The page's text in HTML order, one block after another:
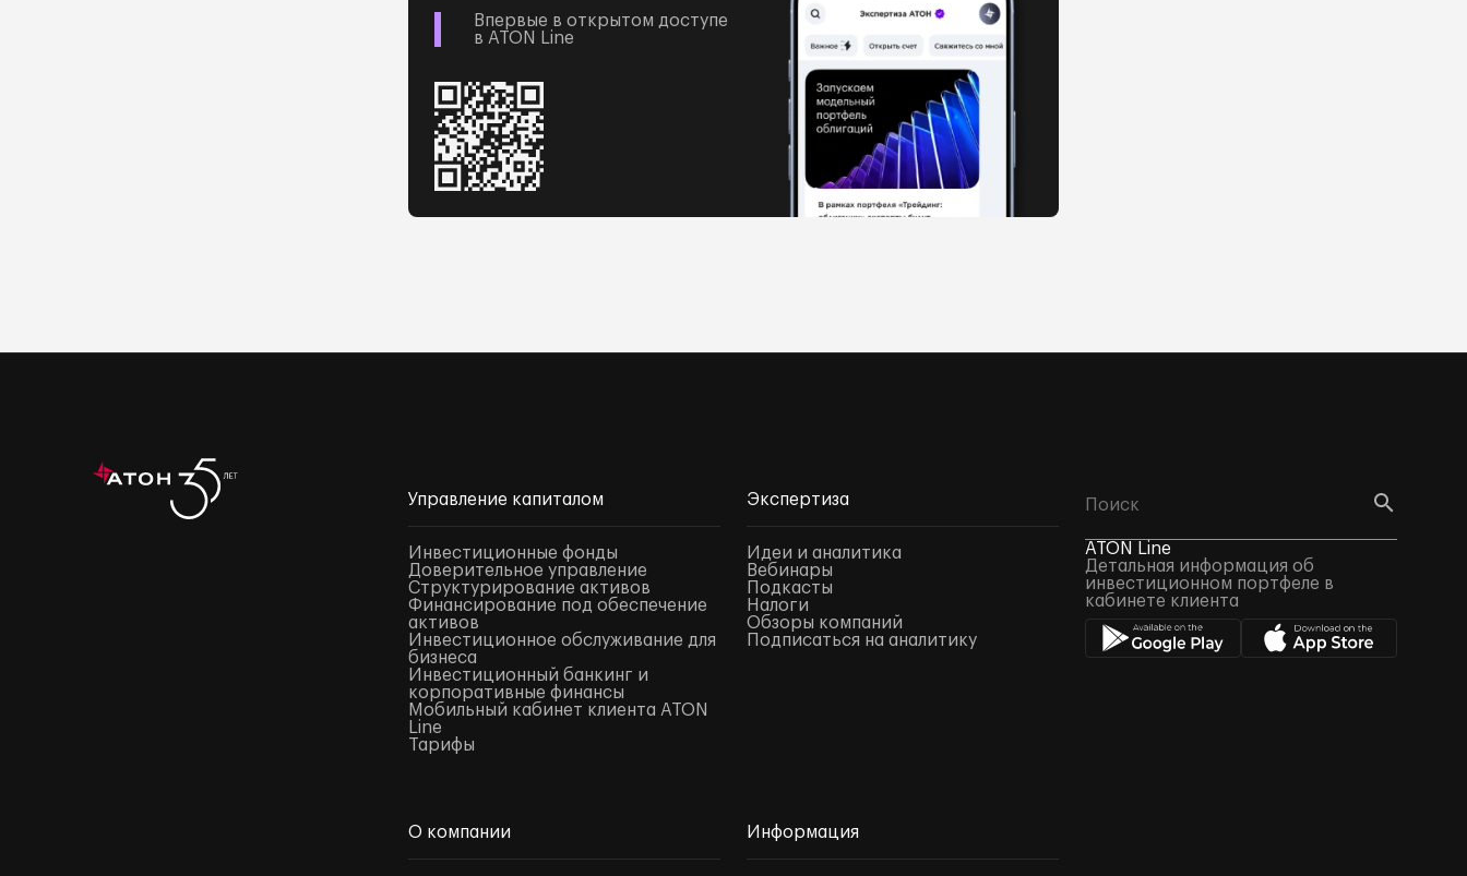
Впервые в открытом доступе
в ATON Line
Управление капиталом
Инвестиционные фонды
Доверительное управление
Структурирование активов
Финансирование под обеспечение
активов
Инвестиционное обслуживание для
бизнеса
Инвестиционный банкинг и
корпоративные финансы
Мобильный кабинет клиента ATON
Line
Тарифы
Экспертиза
Идеи и аналитика
Вебинары
Подкасты
Налоги
Обзоры компаний
Подписаться на аналитику
О компании Информация
ATON Line
Детальная информация об
инвестиционном портфеле в
кабинете клиента